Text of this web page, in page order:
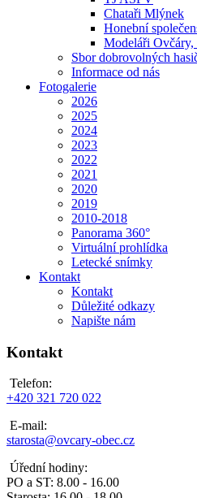
Chataři Mlýnek
Honební
Modeláři Ovčáry,
Sbor dobrovolných
Informace od nás
Fotogalerie
2026
2025
2024
2023
2022
2021
2020
2019
2010-2018
Panorama 360°
Virtuální prohlídka
Letecké snímky
Kontakt
Kontakt
Důležité odkazy
Napište nám
Kontakt
Telefon:
+420 321 720 022
E-mail:
starosta@ovcary-obec.cz
Úřední hodiny:
PO a ST: 8.00 - 16.00